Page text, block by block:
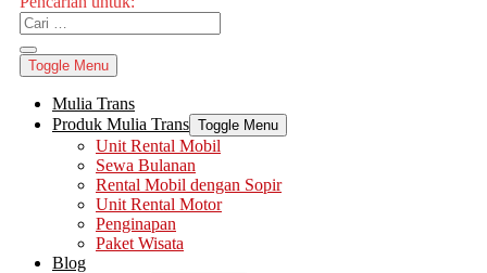
Toggle Menu
Mulia Trans
Produk Mulia Trans Toggle Menu
Unit Rental Mobil
Sewa Bulanan
Rental Mobil dengan Sopir
Unit Rental Motor
Penginapan
Paket Wisata
Blog